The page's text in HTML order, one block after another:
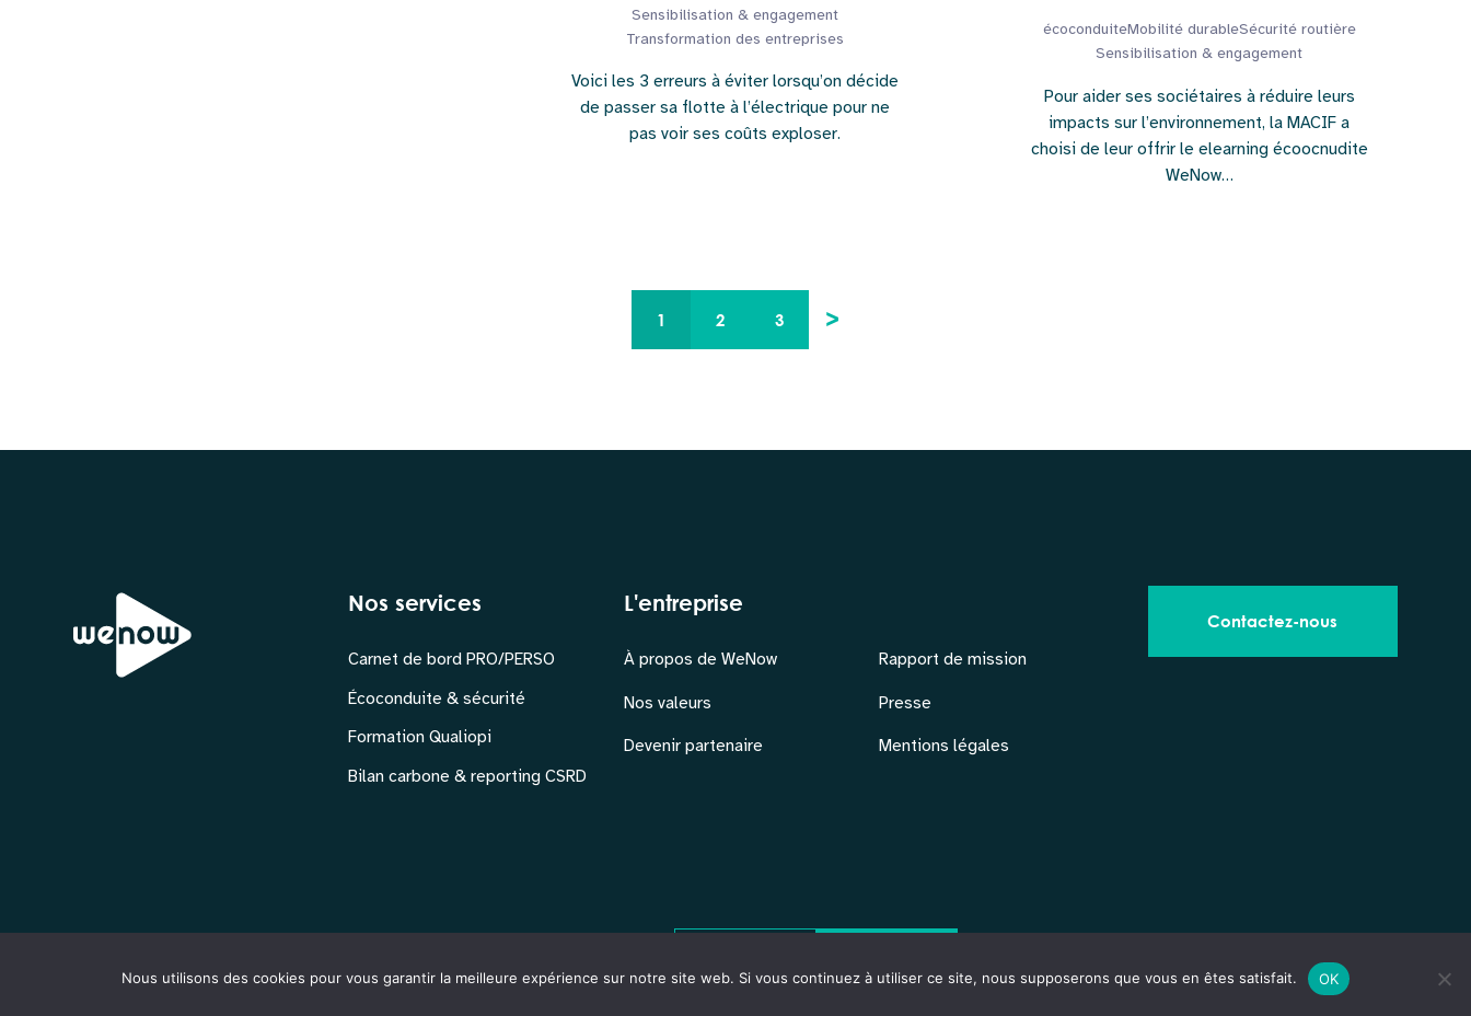
Sensibilisation & engagement
Transformation des entreprises
Voici les 3 erreurs à éviter lorsqu’on décide
de passer sa flotte à l’électrique pour ne
pas voir ses coûts exploser.
écoconduiteMobilité durableSécurité routière
Sensibilisation & engagement
Pour aider ses sociétaires à réduire leurs
impacts sur l’environnement, la MACIF a
choisi de leur offrir le elearning écoocnudite
WeNow…
1 2 3 >
Nos services
Carnet de bord PRO/PERSO
Écoconduite & sécurité
Formation Qualiopi
Bilan carbone & reporting CSRD
L'entreprise
À propos de WeNow
Nos valeurs
Devenir partenaire
Rapport de mission
Presse
Mentions légales
Contactez-nous
Suivez-nous !
Nous utilisons des cookies pour vous garantir la meilleure expérience sur notre site web. Si vous continuez à utiliser ce site, nous supposerons que vous en êtes satisfait. OK